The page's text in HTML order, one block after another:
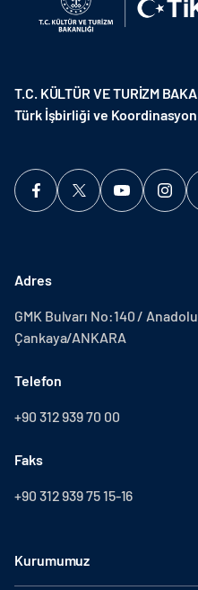
T.C. KÜLTÜR VE TURİZM
Türk İşbirliği ve Koordinasyon
Adres
GMK Bulvarı No:140 /
Çankaya/ANKARA
Telefon
+90 312 939 70 00
Faks
+90 312 939 75 15-16
Kurumumuz